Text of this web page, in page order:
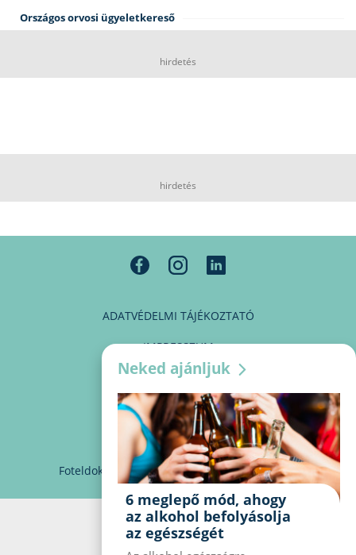
Országos orvosi ügyeletkereső
hirdetés
hirdetés
ADATVÉDELMI TÁJÉKOZTATÓ
IMPRESSZUM
MÉDIAAJÁNLAT
PARTNEREINK
KAPCSOLAT
Foteldoki info@foteldoki.hu Süti beállítások
Neked ajánljuk
6 meglepő mód, ahogy
az alkohol befolyásolja
az egészségét